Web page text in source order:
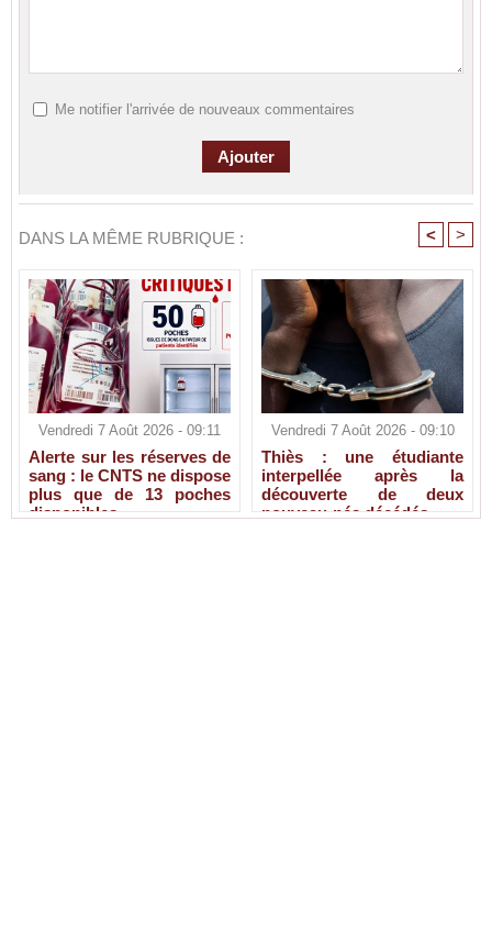
Me notifier l'arrivée de nouveaux commentaires
DANS LA MÊME RUBRIQUE : < >
Vendredi 7 Août 2026 - 09:11
Alerte sur les réserves de
sang : le CNTS ne dispose
plus que de 13 poches
disponibles
Vendredi 7 Août 2026 - 09:10
Thiès : une étudiante
interpellée après la
découverte de deux
nouveau-nés décédés